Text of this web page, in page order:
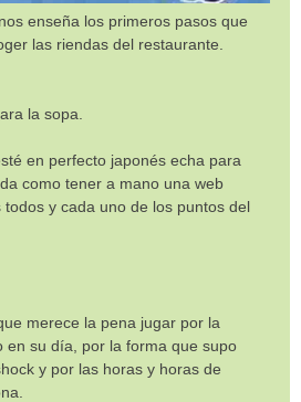
enseña los primeros pasos que
las riendas del restaurante.
la sopa.
en perfecto japonés echa para
como tener a mano una web
y cada uno de los puntos del
merece la pena jugar por la
en su día, por la forma que supo
y por las horas y horas de